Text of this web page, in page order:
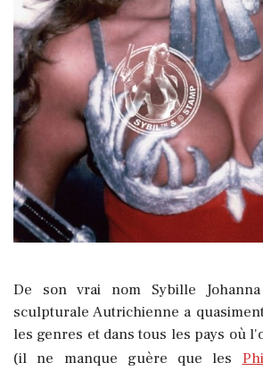
De son vrai nom Sybille
sculpturale Autrichienne a
les genres et dans tous les pays où
(il ne manque guère que les